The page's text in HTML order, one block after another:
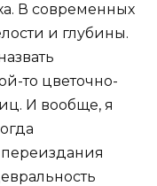
В современных
и глубины.
то цветочно-
И вообще, я